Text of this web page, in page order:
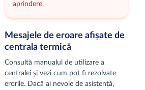
aprindere.
Mesajele de eroare afișate de
centrala termică
Consultă manualul de utilizare a
centralei și vezi cum pot fi rezolvate
erorile. Dacă ai nevoie de asistență,